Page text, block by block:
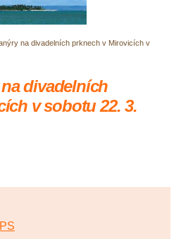
na divadelních prknech v Mirovicích v
divadelních
v sobotu 22. 3.